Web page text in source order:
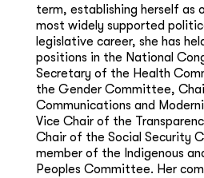
term, establishing herself as
most widely supported
legislative career, she has
positions in the National
Secretary of the Health
the Gender Committee,
Communications and
Vice Chair of the
Chair of the Social Security
member of the Indigenous
Peoples Committee. Her